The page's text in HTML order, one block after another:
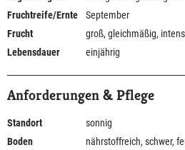
Fruchtreife/Ernte
September
Frucht
groß, gleichmäßig,
Lebensdauer
einjährig
Anforderungen & Pflege
Standort
sonnig
Boden
nährstoffreich, schwer,